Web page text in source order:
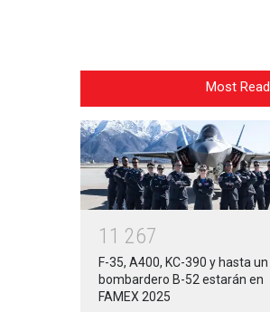
Most Read
1 1 267
F-35, A400, KC-390 y hasta un
bombardero B-52 estarán en
FAMEX 2025